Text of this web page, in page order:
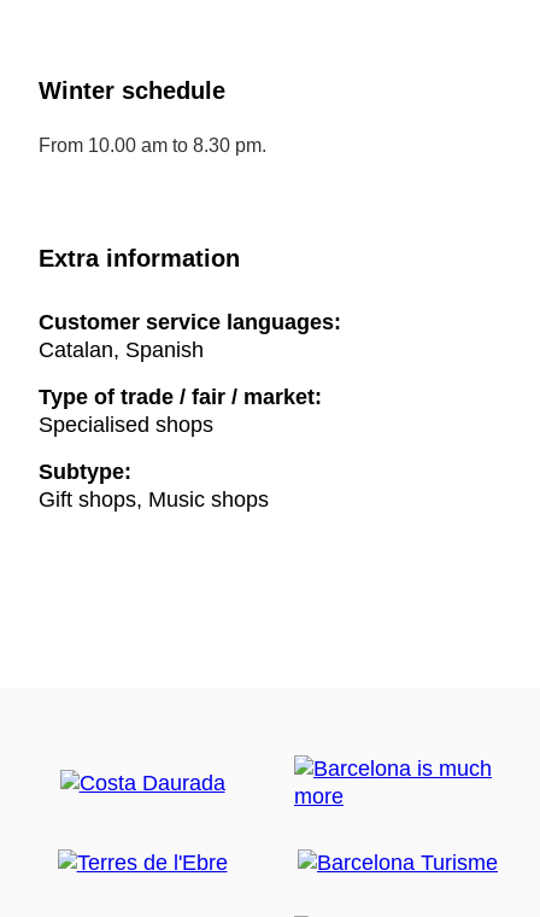
Winter schedule
From 10.00 am to 8.30 pm.
Extra information
Customer service languages:
Catalan, Spanish
Type of trade / fair / market:
Specialised shops
Subtype:
Gift shops, Music shops